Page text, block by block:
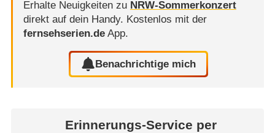
Erhalte Neuigkeiten zu NRW-Sommerkonzert
direkt auf dein Handy. Kostenlos mit der
fernsehserien.deApp.
Benachrichtige mich
Erinnerungs-Service per